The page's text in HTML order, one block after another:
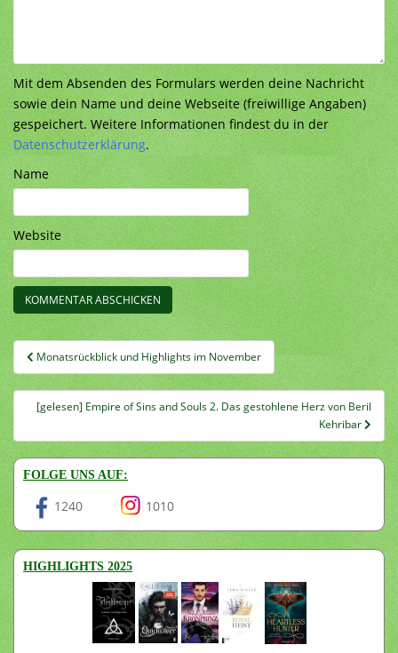
Mit dem Absenden des Formulars werden deine Nachricht
sowie dein Name und deine Webseite (freiwillige Angaben)
gespeichert. Weitere Informationen findest du in der
Datenschutzerklärung.
Name
Website
Beitragsnavigation
Monatsrückblick und Highlights im November
[gelesen] Empire of Sins and Souls 2. Das gestohlene Herz von Beril
Kehribar
FOLGE UNS AUF:
1240 1010
HIGHLIGHTS 2025